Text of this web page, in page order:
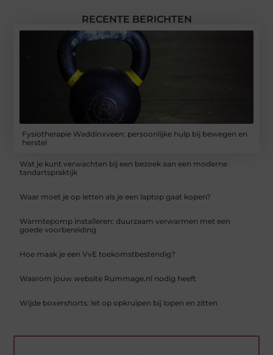
RECENTE BERICHTEN
Fysiotherapie Waddinxveen: persoonlijke hulp bij bewegen en
herstel
Wat je kunt verwachten bij een bezoek aan een moderne
tandartspraktijk
Waar moet je op letten als je een laptop gaat kopen?
Warmtepomp installeren: duurzaam verwarmen met een
goede voorbereiding
Hoe maak je een VvE toekomstbestendig?
Waarom jouw website Rummage.nl nodig heeft
Wijde boxershorts: let op opkruipen bij lopen en zitten